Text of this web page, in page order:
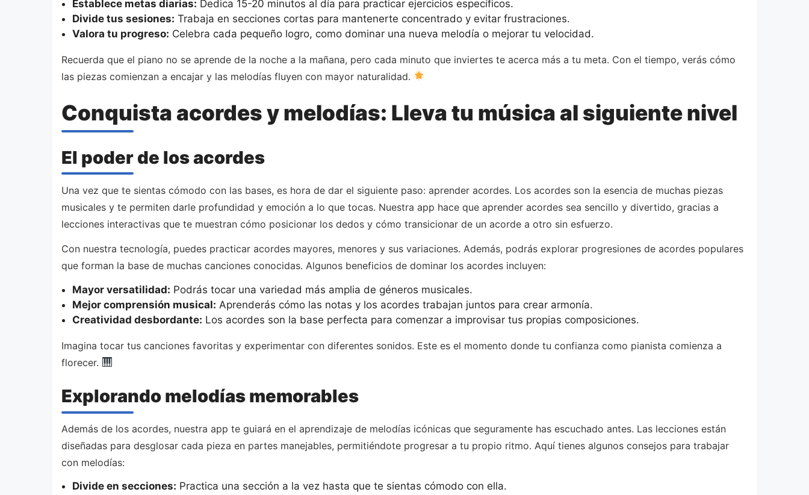
Establece metas diarias: Dedica 15-20 minutos al día para practicar ejercicios específicos.
Divide tus sesiones: Trabaja en secciones cortas para mantenerte concentrado y evitar frustraciones.
Valora tu progreso: Celebra cada pequeño logro, como dominar una nueva melodía o mejorar tu velocidad.
Recuerda que el piano no se aprende de la noche a la mañana, pero cada minuto que inviertes te acerca más a tu meta. Con el tiempo, verás cómo
las piezas comienzan a encajar y las melodías fluyen con mayor naturalidad.
Conquista acordes y melodías: Lleva tu música al siguiente nivel
El poder de los acordes
Una vez que te sientas cómodo con las bases, es hora de dar el siguiente paso: aprender acordes. Los acordes son la esencia de muchas piezas
musicales y te permiten darle profundidad y emoción a lo que tocas. Nuestra app hace que aprender acordes sea sencillo y divertido, gracias a
lecciones interactivas que te muestran cómo posicionar los dedos y cómo transicionar de un acorde a otro sin esfuerzo.
Con nuestra tecnología, puedes practicar acordes mayores, menores y sus variaciones. Además, podrás explorar progresiones de acordes populares
que forman la base de muchas canciones conocidas. Algunos beneficios de dominar los acordes incluyen:
Mayor versatilidad: Podrás tocar una variedad más amplia de géneros musicales.
Mejor comprensión musical: Aprenderás cómo las notas y los acordes trabajan juntos para crear armonía.
Creatividad desbordante: Los acordes son la base perfecta para comenzar a improvisar tus propias composiciones.
Imagina tocar tus canciones favoritas y experimentar con diferentes sonidos. Este es el momento donde tu confianza como pianista comienza a
florecer.
Explorando melodías memorables
Además de los acordes, nuestra app te guiará en el aprendizaje de melodías icónicas que seguramente has escuchado antes. Las lecciones están
diseñadas para desglosar cada pieza en partes manejables, permitiéndote progresar a tu propio ritmo. Aquí tienes algunos consejos para trabajar
con melodías:
Divide en secciones: Practica una sección a la vez hasta que te sientas cómodo con ella.